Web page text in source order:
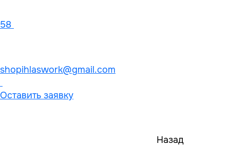
58
shopihlaswork@gmail.com
Оставить заявку
Назад